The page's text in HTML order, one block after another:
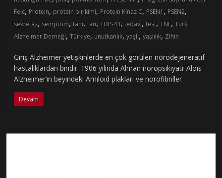
Felç, Protein, protein birikimi, Protein Kinaz C, PSEN1 , PSEN2,
sekretaz, semptom,tanı,tau,TDP-43,tedavi,test,TNF,Türk
Alzheimer Derneği,Türkiye, unutkanlık,yaşlı,yaşlılık, Zihin
Giriş Alzheimer yetişkinlerde en çok görülen nörodejeneratif
hastalıklardan biridir. 1906 yılında Alman nöropsikiyatr Alois
Alzheimer’ın beyindeki Amiloid plakları ve nörofibriller
Devam